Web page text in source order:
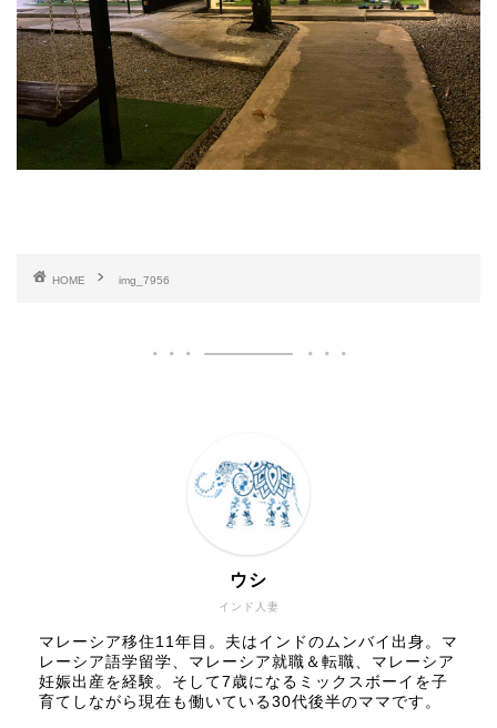
HOME img_7956
インド人妻
ウシ
マレーシア移住11年目。夫はインドのムンバイ出身。マ
レーシア語学留学、マレーシア就職＆転職、マレーシア
妊娠出産を経験。そして7歳になるミックスボーイを子
育てしながら現在も働いている30代後半のママです。